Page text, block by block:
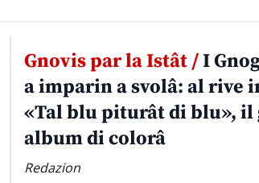
Gnovis par la Istât /I
a imparin a svolâ: al rive
«Tal blu piturât di blu», il
album di colorâ
Redazion